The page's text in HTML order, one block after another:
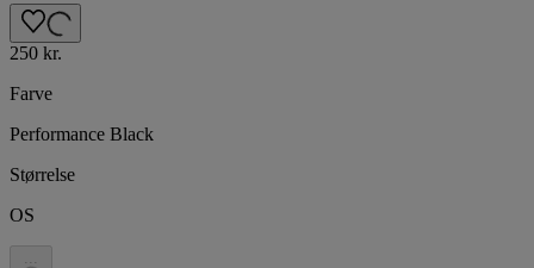
250 kr.
Farve
Performance Black
Størrelse
OS